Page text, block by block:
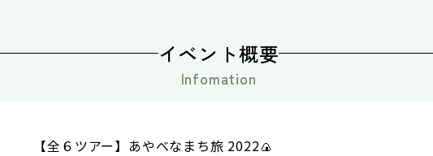
イベント概要
Infomation
【全６ツアー】あやべなまち旅 2022🍙